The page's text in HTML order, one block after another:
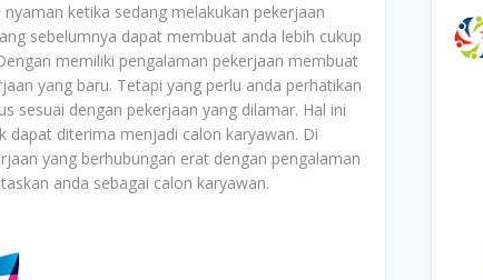
ketika sedang melakukan pekerjaan
sebelumnya dapat membuat anda lebih cukup
memiliki pengalaman pekerjaan membuat
yang baru. Tetapi yang perlu anda perhatikan
sesuai dengan pekerjaan yang dilamar. Hal ini
dapat diterima menjadi calon karyawan. Di
yang berhubungan erat dengan pengalaman
anda sebagai calon karyawan.